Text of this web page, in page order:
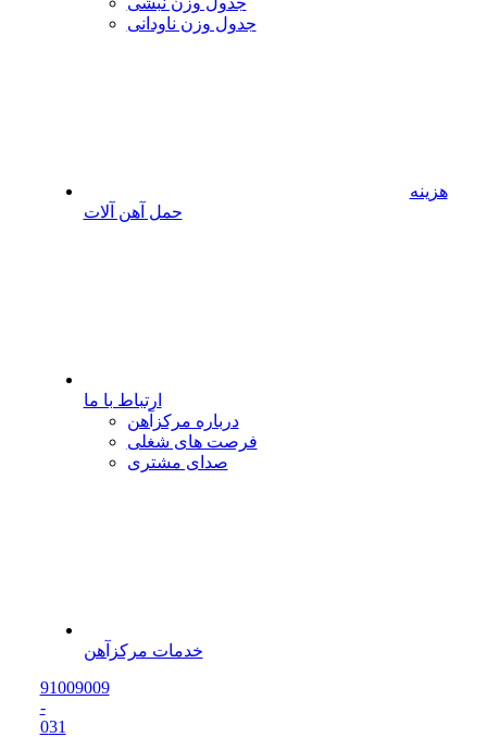
جدول وزن ناودانی
هزینه
حمل آهن آلات
ارتباط با ما
درباره مرکزآهن
فرصت های شغلی
صدای مشتری
خدمات مرکزآهن
91009009
-
031